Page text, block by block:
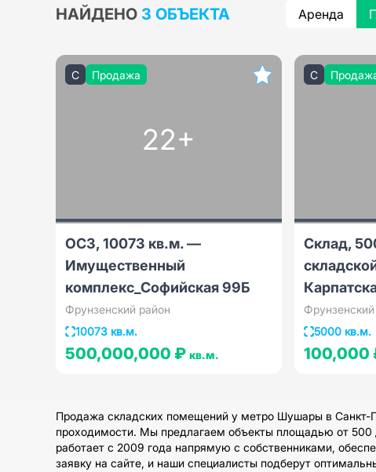
НАЙДЕНО 3 ОБЪЕКТА Аренда
C Продажа
22+
ОСЗ, 10073 кв.м. —
Имущественный
комплекс_Софийская 99Б
Фрунзенский район
10073 кв.м.
500,000,000 ₽ кв.м.
C
Cклад,
5000 кв.м.
100,000
Продажа складских помещений у метро Шушары в Санкт-
проходимости. Мы предлагаем объекты площадью от
работает с 2009 года напрямую с собственниками,
заявку на сайте, и наши специалисты подберут